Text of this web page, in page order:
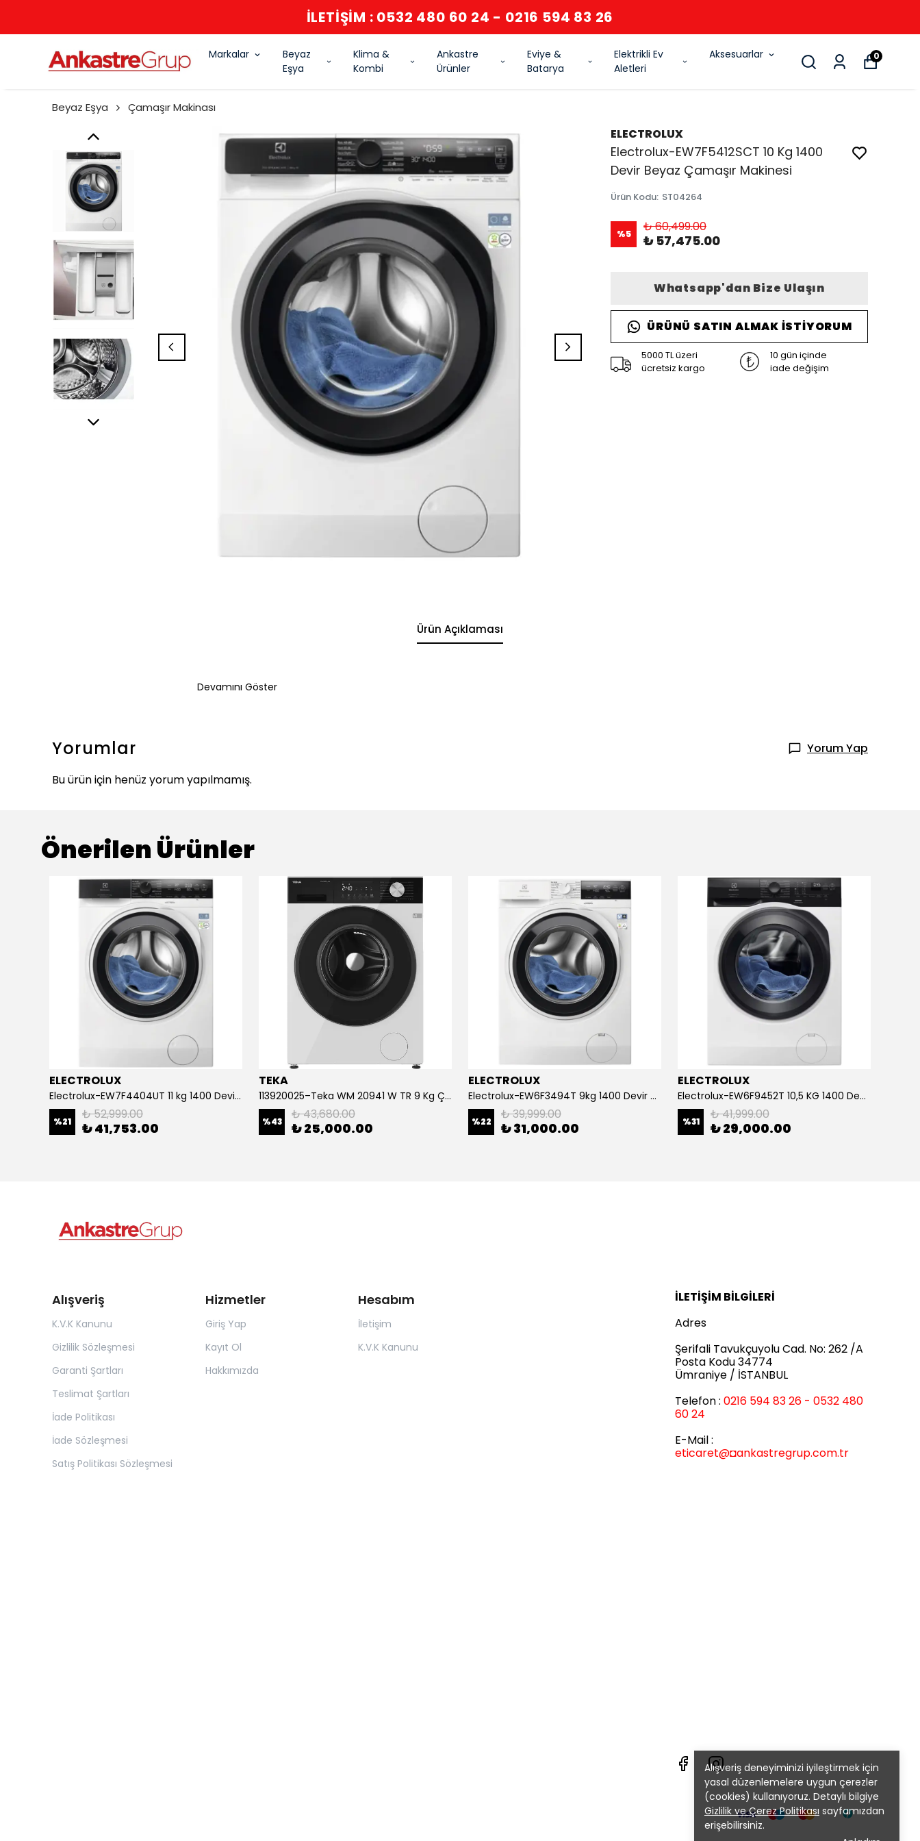
İLETİŞİM : 0532 480 60 24 - 0216 594 83 26
Markalar
Beyaz
Eşya
Klima &
Kombi
Ankastre
Ürünler
Eviye &
Batarya
Elektrikli Ev
Aletleri
Aksesuarlar 0
Alışveriş deneyiminizi iyileştirmek için
yasal düzenlemelere uygun çerezler
(cookies) kullanıyoruz. Detaylı bilgiye
Gizlilik ve Çerez Politikası sayfamızdan
erişebilirsiniz.
Beyaz Eşya Çamaşır Makinası
ELECTROLUX
Electrolux-EW7F5412SCT 10 Kg 1400
Devir Beyaz Çamaşır Makinesi
Ürün Kodu: ST04264
%5 ₺ 60,499.00
₺ 57,475.00
Whatsapp'dan Bize Ulaşın
ÜRÜNÜ SATIN ALMAK İSTIYORUM
5000 TL üzeri
ücretsiz kargo
10 gün içinde
iade değişim
Ürün Açıklaması
Devamını Göster
Yorumlar
Yorum Yap
Bu ürün için henüz yorum yapılmamış.
Önerilen Ürünler
ELECTROLUX
Electrolux-EW7F4404UT 11 kg 1400 Devir Çamaşır Makinesi
%21 ₺ 52,999.00
₺ 41,753.00
TEKA
113920025–Teka WM 20941 W TR 9 Kg Çamaşır Makinesi
%43 ₺ 43,680.00
₺ 25,000.00
ELECTROLUX
Electrolux-EW6F3494T 9kg 1400 Devir A Enerji Sınıfı Çamaşır Makinesi
%22 ₺ 39,999.00
₺ 31,000.00
ELECTROLUX
Electrolux-EW6F9452T 10,5 KG 1400 Devir Beyaz Çamaşır Makinası
%31 ₺ 41,999.00
₺ 29,000.00
Alışveriş
K.V.K Kanunu
Gizlilik Sözleşmesi
Garanti Şartları
Teslimat Şartları
İade Politikası
İade Sözleşmesi
Satış Politikası Sözleşmesi
Hizmetler
Giriş Yap
Kayıt Ol
Hakkımızda
Hesabım
İletişim
K.V.K Kanunu
İLETİŞİM BİLGİLERİ
Adres
Şerifali Tavukçuyolu Cad. No: 262 /A
Posta Kodu 34774
Ümraniye / İSTANBUL
Telefon : 0216 594 83 26 - 0532 480
60 24
E-Mail :
eticaret@◘ankastregrup.com.tr